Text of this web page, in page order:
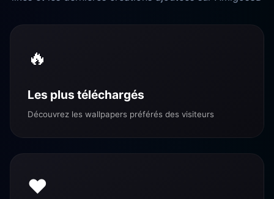
🔥
Les plus téléchargés
Découvrez les wallpapers préférés des visiteurs
❤️